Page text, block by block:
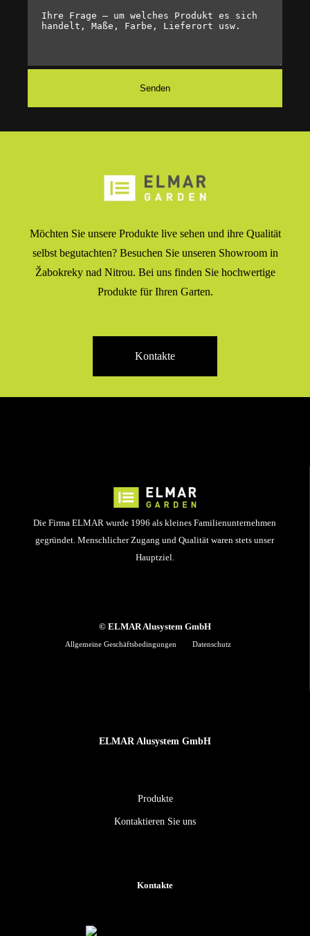
Möchten Sie unsere Produkte live sehen und ihre Qualität
selbst begutachten? Besuchen Sie unseren Showroom in
Žabokreky nad Nitrou. Bei uns finden Sie hochwertige
Produkte für Ihren Garten.
Kontakte
Die Firma ELMAR wurde 1996 als kleines Familienunternehmen
gegründet. Menschlicher Zugang und Qualität waren stets unser
Hauptziel.
© ELMAR Alusystem GmbH
Allgemeine Geschäftsbedingungen Datenschutz
ELMAR Alusystem GmbH
Produkte
Kontaktieren Sie uns
Kontakte